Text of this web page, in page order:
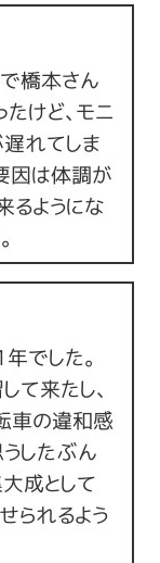
橋本さん
けど、モニ
れてしま
因は体調が
るようにな
でした。
て来たし、
車の違和感
したぶん
成として
られるよう